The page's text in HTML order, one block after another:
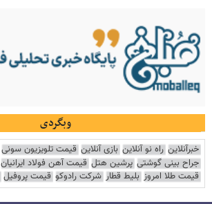
وبگردی
خبرآنلاین راه نو آنلاین بازی آنلاین قیمت تلویزیون سونی
جراح بینی گوشتی پرشین هتل قیمت آهن فولاد ایرانیان
قیمت طلا امروز بلیط قطار شرکت رادوکو قیمت پروفیل